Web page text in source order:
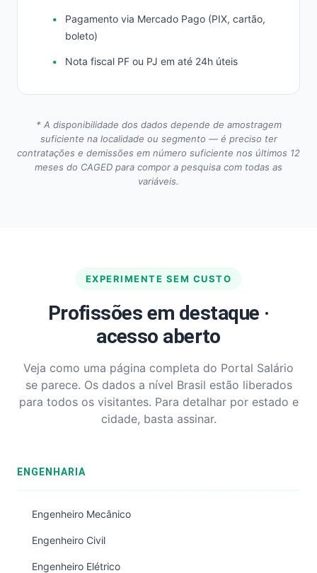
Pagamento via Mercado Pago (PIX, cartão,
boleto)
Nota fiscal PF ou PJ em até 24h úteis
* A disponibilidade dos dados depende de amostragem
suficiente na localidade ou segmento — é preciso ter
contratações e demissões em número suficiente nos últimos 12
meses do CAGED para compor a pesquisa com todas as
variáveis.
EXPERIMENTE SEM CUSTO
Profissões em destaque ·
acesso aberto
Veja como uma página completa do Portal Salário
se parece. Os dados a nível Brasil estão liberados
para todos os visitantes. Para detalhar por estado e
cidade, basta assinar.
ENGENHARIA
Engenheiro Mecânico
Engenheiro Civil
Engenheiro Elétrico